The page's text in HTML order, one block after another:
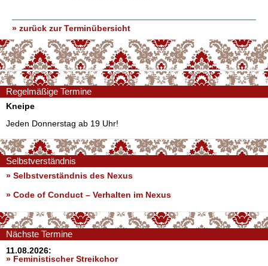
» zurück zur Terminübersicht
Regelmäßige Termine
Kneipe
Jeden Donnerstag ab 19 Uhr!
Selbstverständnis
» Selbstverständnis des Nexus
» Code of Conduct – Verhalten im Nexus
Nächste Termine
11.08.2026:
» Feministischer Streikchor